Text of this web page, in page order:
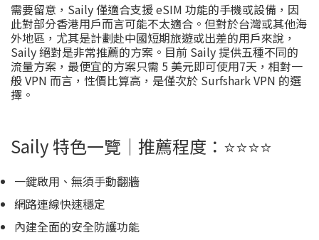
需要留意，Saily 僅適合支援 eSIM 功能的手機或設備，因
此對部分香港用戶而言可能不太適合。但對於台灣或其他海
外地區，尤其是計劃赴中國短期旅遊或出差的用戶來說，
Saily 絕對是非常推薦的方案。目前 Saily 提供五種不同的
流量方案，最便宜的方案只需 5 美元即可使用7天，相對一
般 VPN 而言，性價比算高，是僅次於 Surfshark VPN 的選
擇。
Saily 特色一覽｜推薦程度：⭐️⭐️⭐️⭐️
一鍵啟用、無須手動翻牆
網路連線快速穩定
內建全面的安全防護功能